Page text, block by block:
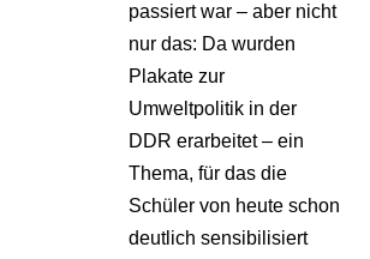
passiert war – aber nicht
nur das: Da wurden
Plakate zur
Umweltpolitik in der
DDR erarbeitet – ein
Thema, für das die
Schüler von heute schon
deutlich sensibilisiert